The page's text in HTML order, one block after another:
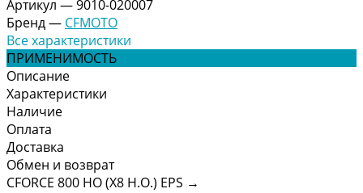
Артикул —9010-020007
Бренд— CFMOTO
Все характеристики
ПРИМЕНИМОСТЬ
Описание
Характеристики
Наличие
Оплата
Доставка
Обмен и возврат
CFORCE 800 HO (X8 H.O.) EPS →